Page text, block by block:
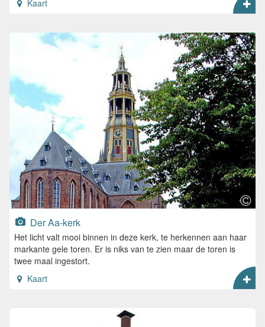
Kaart
Der Aa-kerk
Het licht valt mooi binnen in deze kerk, te herkennen aan haar
markante gele toren. Er is niks van te zien maar de toren is
twee maal ingestort.
Kaart